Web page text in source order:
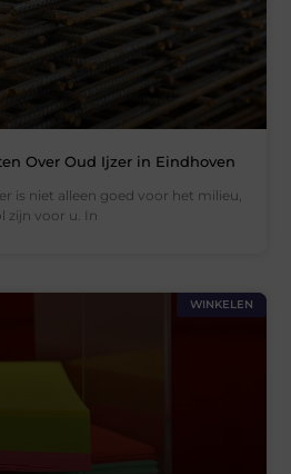
Over Oud Ijzer in Eindhoven
is niet alleen goed voor het milieu,
zijn voor u. In
WINKELEN